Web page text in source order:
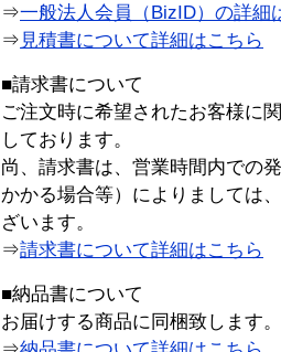
⇒一般法人会員（BizID）の詳細
⇒ 見積書について詳細はこちら
■請求書について
ご注文時に希望されたお客様に
しております。
尚、請求書は、営業時間内での
かかる場合等）によりましては
ざいます。
⇒請求書について詳細はこちら
■納品書について
お届けする商品に同梱致します。